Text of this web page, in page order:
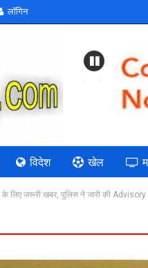
लॉगिन
Previous
विदेश खेल
लिए जरूरी खबर, पुलिस ने जारी की Advisory